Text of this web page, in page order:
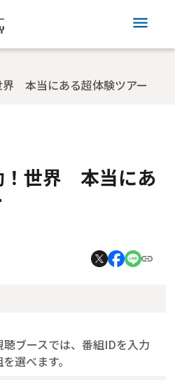
menu
界 本当にある超体験ツアー
！世界 本当にあ
ブースでは、番組IDを入力
選べます。